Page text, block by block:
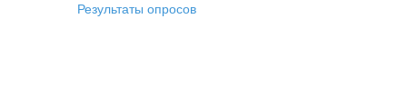
Результаты опросов